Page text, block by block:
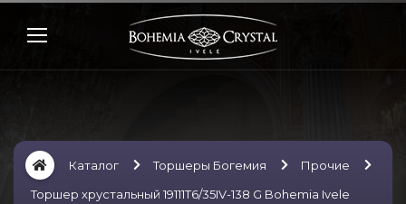
Каталог Торшеры Богемия
Прочие
Торшер хрустальный 19111T6/35IV-138 G Bohemia Ivele